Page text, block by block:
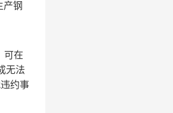
钢
可在
无法
约事